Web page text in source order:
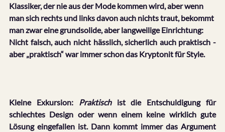
Klassiker, der nie aus der Mode kommen wird, aber wenn
man sich rechts und links davon auch nichts traut, bekommt
man zwar eine grundsolide, aber langweilige Einrichtung:
Nicht falsch, auch nicht hässlich, sicherlich auch praktisch -
aber „praktisch“ war immer schon das Kryptonit für Style.
Kleine Exkursion: Praktisch ist die Entschuldigung für
schlechtes Design oder wenn einem keine wirklich gute
Lösung eingefallen ist. Dann kommt immer das Argument